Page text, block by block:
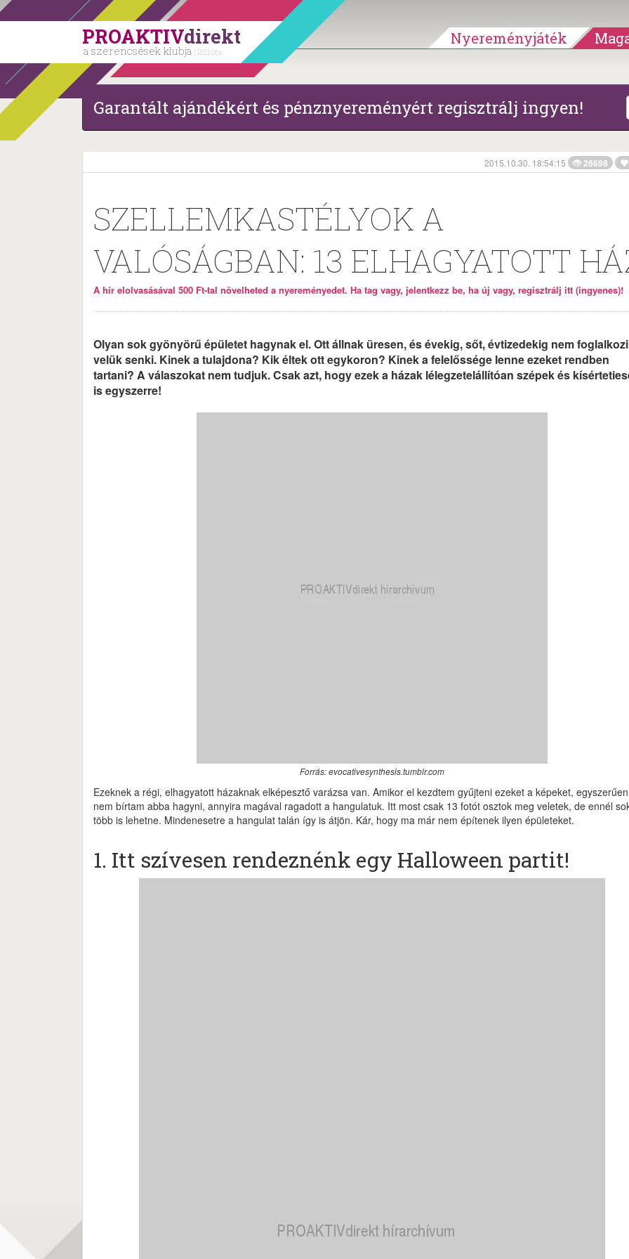
PROAKTIVdirekt
a szerencsések klubja | 2011 óta
Nyereményjáték
Garantált ajándékért és pénznyereményért regisztrálj ingyen!
2015.10.30. 18:54:15 26698
SZELLEMKASTÉLYOK A
VALÓSÁGBAN: 13 ELHAGYATOTT
A hír elolvasásával 500 Ft-tal növelheted a nyereményedet. Ha tag vagy, jelentkezz be, ha új vagy, regisztrálj itt (ingyenes)!
Olyan sok gyönyörű épületet hagynak el. Ott állnak üresen, és évekig, sőt, évtizedekig nem
velük senki. Kinek a tulajdona? Kik éltek ott egykoron? Kinek a felelőssége lenne ezeket rendben
tartani? A válaszokat nem tudjuk. Csak azt, hogy ezek a házak lélegzetelállítóan szépek és
is egyszerre!
Forrás: evocativesynthesis.tumblr.com
Ezeknek a régi, elhagyatott házaknak elképesztő varázsa van. Amikor el kezdtem gyűjteni ezeket a képeket, egyszerűen
nem bírtam abba hagyni, annyira magával ragadott a hangulatuk. Itt most csak 13 fotót osztok meg veletek, de ennél
több is lehetne. Mindenesetre a hangulat talán így is átjön. Kár, hogy ma már nem építenek ilyen épületeket.
1. Itt szívesen rendeznénk egy Halloween partit!